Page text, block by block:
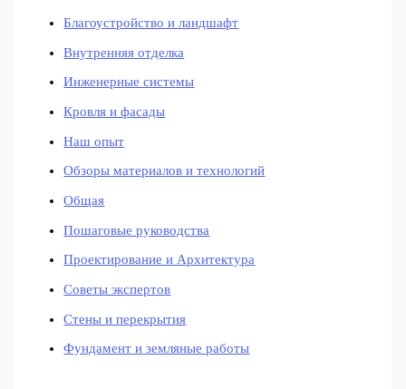
Благоустройство и ландшафт
Внутренняя отделка
Инженерные системы
Кровля и фасады
Наш опыт
Обзоры материалов и технологий
Общая
Пошаговые руководства
Проектирование и Архитектура
Советы экспертов
Стены и перекрытия
Фундамент и земляные работы